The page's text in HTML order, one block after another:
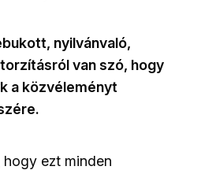
nyilvánvaló,
van szó, hogy
a közvéleményt
ezt minden